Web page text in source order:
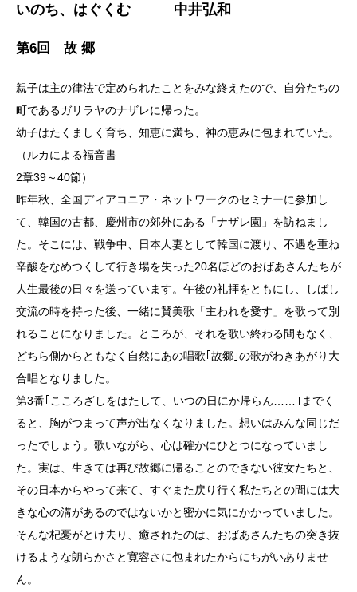
いのち、はぐくむ 中井弘和
第6回 故 郷
親子は主の律法で定められたことをみな終えたので、自分たちの
町であるガリラヤのナザレに帰った。
幼子はたくましく育ち、知恵に満ち、神の恵みに包まれていた。
（ルカによる福音書
2章39～40節）
昨年秋、全国ディアコニア・ネットワークのセミナーに参加し
て、韓国の古都、慶州市の郊外にある「ナザレ園」を訪ねまし
た。そこには、戦争中、日本人妻として韓国に渡り、不遇を重ね
辛酸をなめつくして行き場を失った20名ほどのおばあさんたちが
人生最後の日々を送っています。午後の礼拝をともにし、しばし
交流の時を持った後、一緒に賛美歌「主われを愛す」を歌って別
れることになりました。ところが、それを歌い終わる間もなく、
どちら側からともなく自然にあの唱歌｢故郷｣の歌がわきあがり大
合唱となりました。
第3番｢こころざしをはたして、いつの日にか帰らん……｣までく
ると、胸がつまって声が出なくなりました。想いはみんな同じだ
ったでしょう。歌いながら、心は確かにひとつになっていまし
た。実は、生きては再び故郷に帰ることのできない彼女たちと、
その日本からやって来て、すぐまた戻り行く私たちとの間には大
きな心の溝があるのではないかと密かに気にかかっていました。
そんな杞憂がとけ去り、癒されたのは、おばあさんたちの突き抜
けるような朗らかさと寛容さに包まれたからにちがいありませ
ん。